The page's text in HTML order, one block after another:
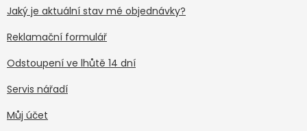
Jaký je aktuální stav mé objednávky?
Reklamační formulář
Odstoupení ve lhůtě 14 dní
Servis nářadí
Můj účet